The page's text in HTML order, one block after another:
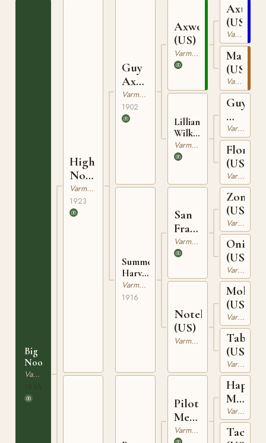
Big
Noon
Varmblodig Travhäst
High
Noon
(US)Varmblodig Travhäst
1923
Guy
Axworthy
(US)Varmblodig Travhäst
1902
Summer
Harvest
(US)Varmblodig Travhäst
1916
Axworthy
(US)
Varmblodig Travhäst
Lillian
Wilkes
(US)Varmblodig Travhäst
San
Francisco
(US)Varmblodig Travhäst
Notelet
(US)
Varmblodig Travhäst
Pilot
Medium
(US)Varmblodig Travhäst
Axtell
(US)
Varmblodig Travhäst
(US)
Varmblodig Travhäst
Guy
Wilkes
(US)
Varmblodig Travhäst
Flora
(US)
Varmblodig Travhäst
(US)
Varmblodig Travhäst
Oniska
(US)
Varmblodig Travhäst
Moko
(US)
Varmblodig Travhäst
Tablet
(US)
Varmblodig Travhäst
Happy
(US)
Varmblodig Travhäst
Tackey